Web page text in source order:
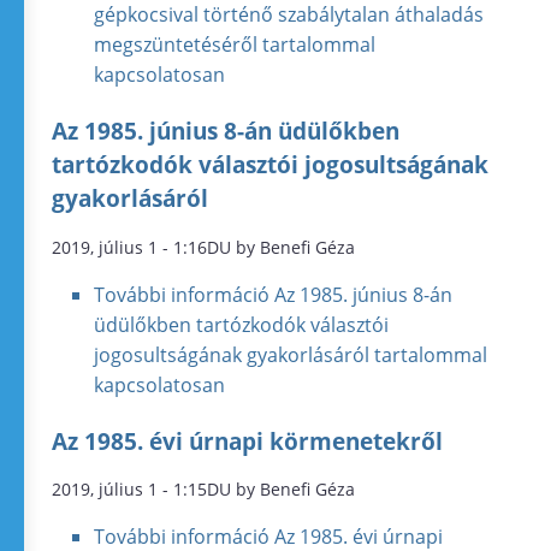
gépkocsival történő szabálytalan áthaladás
megszüntetéséről tartalommal
kapcsolatosan
Az 1985. június 8-án üdülőkben
tartózkodók választói jogosultságának
gyakorlásáról
2019, július 1 - 1:16DU by Benefi Géza
További információ Az 1985. június 8-án
üdülőkben tartózkodók választói
jogosultságának gyakorlásáról tartalommal
kapcsolatosan
Az 1985. évi úrnapi körmenetekről
2019, július 1 - 1:15DU by Benefi Géza
További információ Az 1985. évi úrnapi